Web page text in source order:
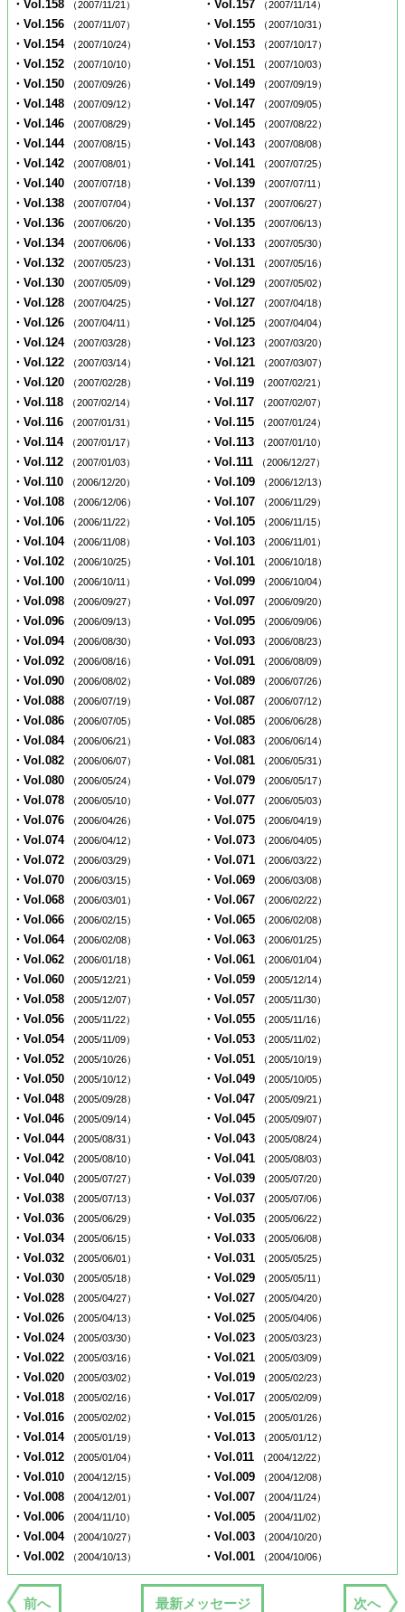
・Vol.158 （2007/11/21） ・Vol.157 （2007/11/14）
・Vol.156 （2007/11/07） ・Vol.155 （2007/10/31）
・Vol.154 （2007/10/24） ・Vol.153 （2007/10/17）
・Vol.152 （2007/10/10） ・Vol.151 （2007/10/03）
・Vol.150 （2007/09/26） ・Vol.149 （2007/09/19）
・Vol.148 （2007/09/12） ・Vol.147 （2007/09/05）
・Vol.146 （2007/08/29） ・Vol.145 （2007/08/22）
・Vol.144 （2007/08/15） ・Vol.143 （2007/08/08）
・Vol.142 （2007/08/01） ・Vol.141 （2007/07/25）
・Vol.140 （2007/07/18） ・Vol.139 （2007/07/11）
・Vol.138 （2007/07/04） ・Vol.137 （2007/06/27）
・Vol.136 （2007/06/20） ・Vol.135 （2007/06/13）
・Vol.134 （2007/06/06） ・Vol.133 （2007/05/30）
・Vol.132 （2007/05/23） ・Vol.131 （2007/05/16）
・Vol.130 （2007/05/09） ・Vol.129 （2007/05/02）
・Vol.128 （2007/04/25） ・Vol.127 （2007/04/18）
・Vol.126 （2007/04/11） ・Vol.125 （2007/04/04）
・Vol.124 （2007/03/28） ・Vol.123 （2007/03/20）
・Vol.122 （2007/03/14） ・Vol.121 （2007/03/07）
・Vol.120 （2007/02/28） ・Vol.119 （2007/02/21）
・Vol.118 （2007/02/14） ・Vol.117 （2007/02/07）
・Vol.116 （2007/01/31） ・Vol.115 （2007/01/24）
・Vol.114 （2007/01/17） ・Vol.113 （2007/01/10）
・Vol.112 （2007/01/03） ・Vol.111 （2006/12/27）
・Vol.110 （2006/12/20） ・Vol.109 （2006/12/13）
・Vol.108 （2006/12/06） ・Vol.107 （2006/11/29）
・Vol.106 （2006/11/22） ・Vol.105 （2006/11/15）
・Vol.104 （2006/11/08） ・Vol.103 （2006/11/01）
・Vol.102 （2006/10/25） ・Vol.101 （2006/10/18）
・Vol.100 （2006/10/11） ・Vol.099 （2006/10/04）
・Vol.098 （2006/09/27） ・Vol.097 （2006/09/20）
・Vol.096 （2006/09/13） ・Vol.095 （2006/09/06）
・Vol.094 （2006/08/30） ・Vol.093 （2006/08/23）
・Vol.092 （2006/08/16） ・Vol.091 （2006/08/09）
・Vol.090 （2006/08/02） ・Vol.089 （2006/07/26）
・Vol.088 （2006/07/19） ・Vol.087 （2006/07/12）
・Vol.086 （2006/07/05） ・Vol.085 （2006/06/28）
・Vol.084 （2006/06/21） ・Vol.083 （2006/06/14）
・Vol.082 （2006/06/07） ・Vol.081 （2006/05/31）
・Vol.080 （2006/05/24） ・Vol.079 （2006/05/17）
・Vol.078 （2006/05/10） ・Vol.077 （2006/05/03）
・Vol.076 （2006/04/26） ・Vol.075 （2006/04/19）
・Vol.074 （2006/04/12） ・Vol.073 （2006/04/05）
・Vol.072 （2006/03/29） ・Vol.071 （2006/03/22）
・Vol.070 （2006/03/15） ・Vol.069 （2006/03/08）
・Vol.068 （2006/03/01） ・Vol.067 （2006/02/22）
・Vol.066 （2006/02/15） ・Vol.065 （2006/02/08）
・Vol.064 （2006/02/08） ・Vol.063 （2006/01/25）
・Vol.062 （2006/01/18） ・Vol.061 （2006/01/04）
・Vol.060 （2005/12/21） ・Vol.059 （2005/12/14）
・Vol.058 （2005/12/07） ・Vol.057 （2005/11/30）
・Vol.056 （2005/11/22） ・Vol.055 （2005/11/16）
・Vol.054 （2005/11/09） ・Vol.053 （2005/11/02）
・Vol.052 （2005/10/26） ・Vol.051 （2005/10/19）
・Vol.050 （2005/10/12） ・Vol.049 （2005/10/05）
・Vol.048 （2005/09/28） ・Vol.047 （2005/09/21）
・Vol.046 （2005/09/14） ・Vol.045 （2005/09/07）
・Vol.044 （2005/08/31） ・Vol.043 （2005/08/24）
・Vol.042 （2005/08/10） ・Vol.041 （2005/08/03）
・Vol.040 （2005/07/27） ・Vol.039 （2005/07/20）
・Vol.038 （2005/07/13） ・Vol.037 （2005/07/06）
・Vol.036 （2005/06/29） ・Vol.035 （2005/06/22）
・Vol.034 （2005/06/15） ・Vol.033 （2005/06/08）
・Vol.032 （2005/06/01） ・Vol.031 （2005/05/25）
・Vol.030 （2005/05/18） ・Vol.029 （2005/05/11）
・Vol.028 （2005/04/27） ・Vol.027 （2005/04/20）
・Vol.026 （2005/04/13） ・Vol.025 （2005/04/06）
・Vol.024 （2005/03/30） ・Vol.023 （2005/03/23）
・Vol.022 （2005/03/16） ・Vol.021 （2005/03/09）
・Vol.020 （2005/03/02） ・Vol.019 （2005/02/23）
・Vol.018 （2005/02/16） ・Vol.017 （2005/02/09）
・Vol.016 （2005/02/02） ・Vol.015 （2005/01/26）
・Vol.014 （2005/01/19） ・Vol.013 （2005/01/12）
・Vol.012 （2005/01/04） ・Vol.011 （2004/12/22）
・Vol.010 （2004/12/15） ・Vol.009 （2004/12/08）
・Vol.008 （2004/12/01） ・Vol.007 （2004/11/24）
・Vol.006 （2004/11/10） ・Vol.005 （2004/11/02）
・Vol.004 （2004/10/27） ・Vol.003 （2004/10/20）
・Vol.002 （2004/10/13） ・Vol.001 （2004/10/06）
前へ 最新メッセージ 次へ